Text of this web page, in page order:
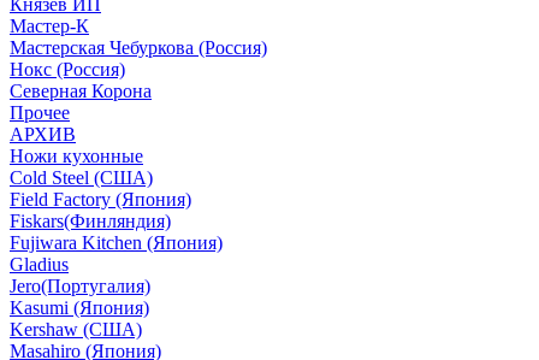
Князев ИП
Мастер-К
Мастерская Чебуркова (Россия)
Нокс (Россия)
Северная Корона
Прочее
АРХИВ
Ножи кухонные
Cold Steel (США)
Field Factory (Япония)
Fiskars(Финляндия)
Fujiwara Kitchen (Япония)
Gladius
Jero(Португалия)
Kasumi (Япония)
Kershaw (США)
Masahiro (Япония)